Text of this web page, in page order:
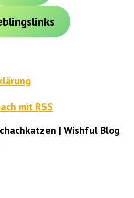
mit RSS
| Wishful Blog